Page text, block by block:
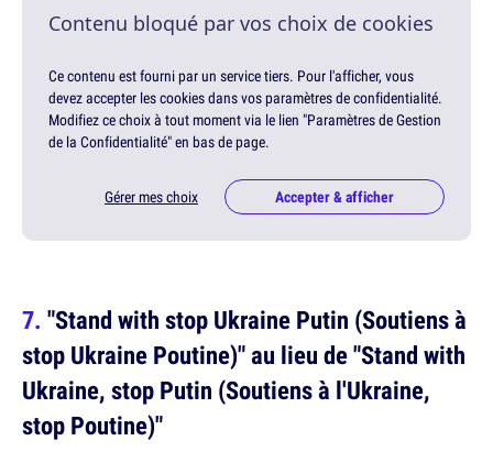
Contenu bloqué par vos choix de cookies
Ce contenu est fourni par un service tiers. Pour l'afficher, vous
devez accepter les cookies dans vos paramètres de confidentialité.
Modifiez ce choix à tout moment via le lien "Paramètres de Gestion
de la Confidentialité" en bas de page.
Gérer mes choix Accepter & afficher
"Stand with stop Ukraine Putin (Soutiens à
stop Ukraine Poutine)" au lieu de "Stand with
Ukraine, stop Putin (Soutiens à l'Ukraine,
stop Poutine)"